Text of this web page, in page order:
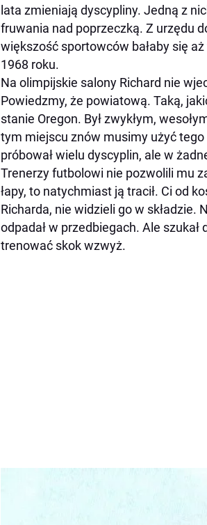
lata zmieniają dyscypliny. Jedną z
fruwania nad poprzeczką. Z urzędu
większość sportowców bałaby się
1968 roku.
Na olimpijskie salony Richard nie
Powiedzmy, że powiatową. Taką,
stanie Oregon. Był zwykłym,
tym miejscu znów musimy użyć tego
próbował wielu dyscyplin, ale w
Trenerzy futbolowi nie pozwolili mu
łapy, to natychmiast ją tracił. Ci od
Richarda, nie widzieli go w
odpadał w przedbiegach. Ale
trenować skok wzwyż.